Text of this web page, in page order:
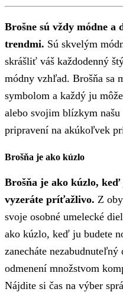
Brošne sú vždy módne
trendmi. Sú skvelým
skrášliť váš každodenný
módny vzhľad. Brošňa sa
symbolom a každý ju
alebo svojim blízkym
pripravení na akúkoľvek
Brošňa je ako kúzlo
Brošňa je ako kúzlo,
vyzeráte príťažlivo. Z
svoje osobné umelecké
ako kúzlo, keď ju budete
zanecháte
odmenení množstvom
Nájdite si čas na výber